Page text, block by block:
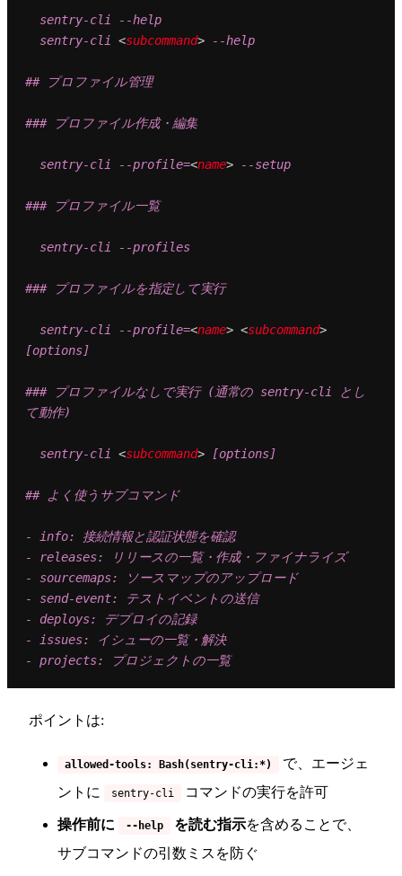
  sentry-cli
<subcommand> --help
## プロファイル管理
### プロファイル作成・編集
  sentry-cli --profile=
<name> --setup
### プロファイル一覧
### プロファイルを指定して実行
  sentry-cli --profile=
<name> <subcommand>
[options]
### プロファイルなしで実行 (通常の sentry-cli とし
て動作)
  sentry-cli
<subcommand> [options]
## よく使うサブコマンド
- info: 接続情報と認証状態を確認
- releases: リリースの一覧・作成・ファイナライズ
- sourcemaps: ソースマップのアップロード
- send-event: テストイベントの送信
- deploys: デプロイの記録
- issues: イシューの一覧・解決
- projects: プロジェクトの一覧
ポイントは:
allowed-tools: Bash(sentry-cli:*)
で、エージェ
ントに
sentry-cli コマンドの実行を許可
操作前に --help を読む指示を含めることで、
サブコマンドの引数ミスを防ぐ